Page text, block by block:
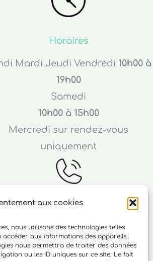
aux cookies
nous utilisons des technologies telles
aux informations des appareils.
nous permettra de traiter des données
ou les ID uniques sur ce site. Le fait
Horaires
Mardi Jeudi Vendredi 10h00 à
19h00
Samedi
10h00 à 15h00
Mercredi sur rendez-vous
uniquement
06 10 15 90 23